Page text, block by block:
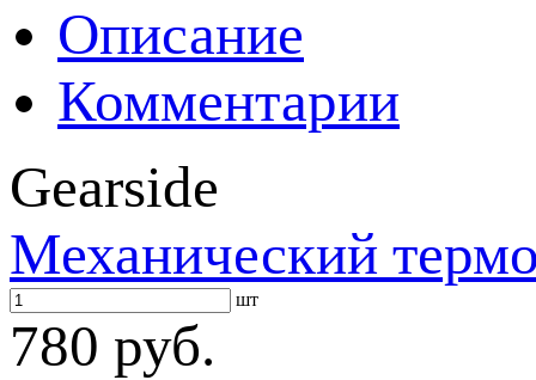
Описание
Комментарии
Gearside
Механический
шт
780 руб.